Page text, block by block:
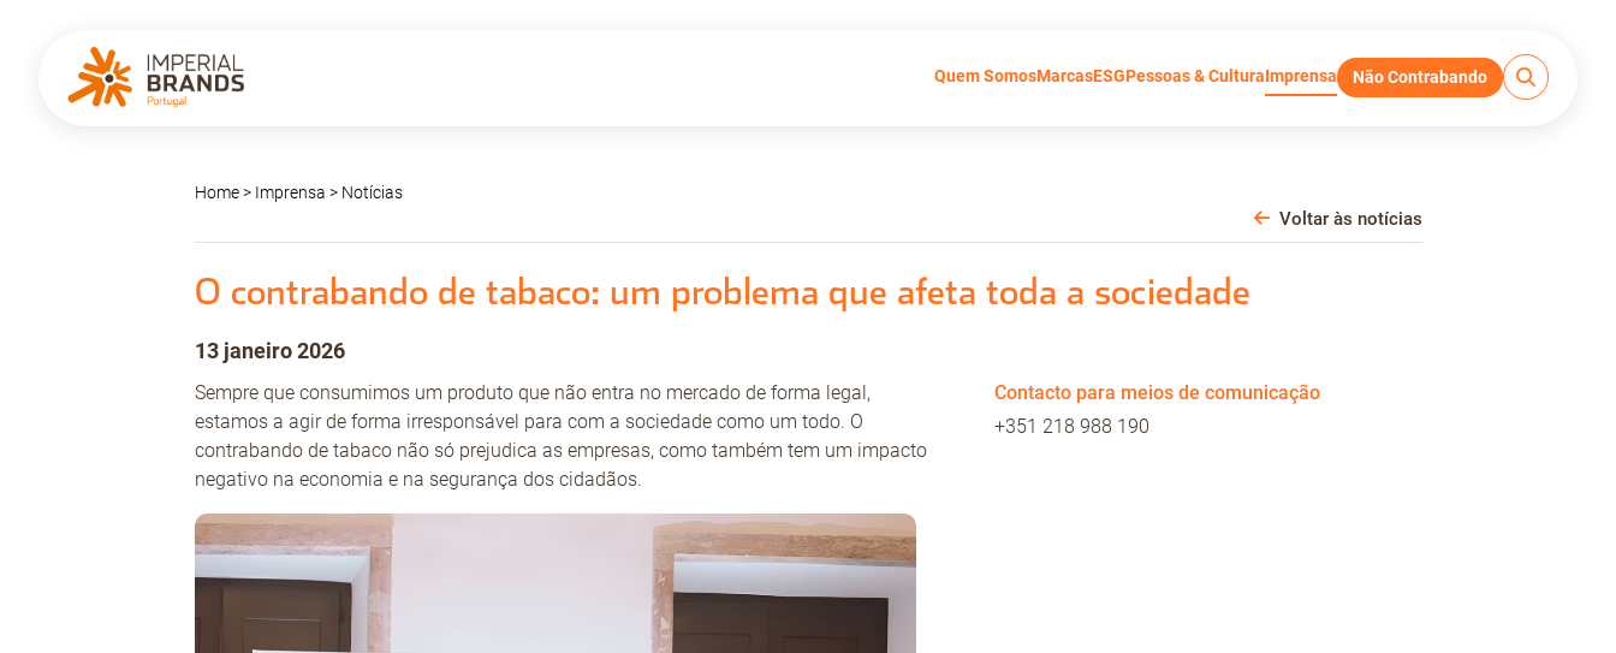
Quem SomosMarcasESGPessoas & CulturaImprensa Não Contrabando
Home> Imprensa > Notícias
Voltar às notícias
O contrabando de tabaco: um problema que afeta toda a sociedade
13 janeiro 2026
Sempre que consumimos um produto que não entra no mercado de forma legal,
estamos a agir de forma irresponsável para com a sociedade como um todo. O
contrabando de tabaco não só prejudica as empresas, como também tem um impacto
negativo na economia e na segurança dos cidadãos.
Contacto para meios de comunicação
+351 218 988 190